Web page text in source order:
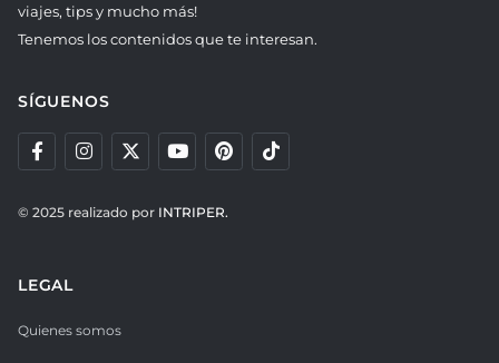
viajes, tips y mucho más!
Tenemos los contenidos que te interesan.
SÍGUENOS
© 2025 realizado por INTRIPER.
LEGAL
Quienes somos